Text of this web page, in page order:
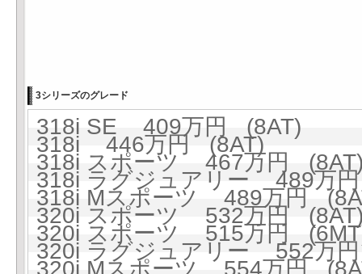
3シリーズのグレード
318i SE 409万円 (8AT)
318i 446万円 (8AT)
318i スポーツ 467万円
318i ラグジュアリー 489万
318i Mスポーツ 489万円
320i スポーツ 532万円
320i スポーツ 515万円
320i ラグジュアリー 552万
320i Mスポーツ 554万円